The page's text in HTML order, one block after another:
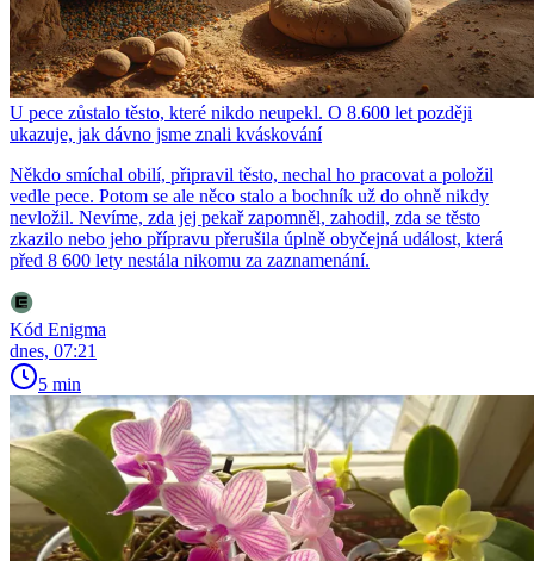
U pece zůstalo těsto, které nikdo neupekl. O 8.600 let později
ukazuje, jak dávno jsme znali kváskování
Někdo smíchal obilí, připravil těsto, nechal ho pracovat a položil
vedle pece. Potom se ale něco stalo a bochník už do ohně nikdy
nevložil. Nevíme, zda jej pekař zapomněl, zahodil, zda se těsto
zkazilo nebo jeho přípravu přerušila úplně obyčejná událost, která
před 8 600 lety nestála nikomu za zaznamenání.
Kód Enigma
dnes, 07:21
5 min